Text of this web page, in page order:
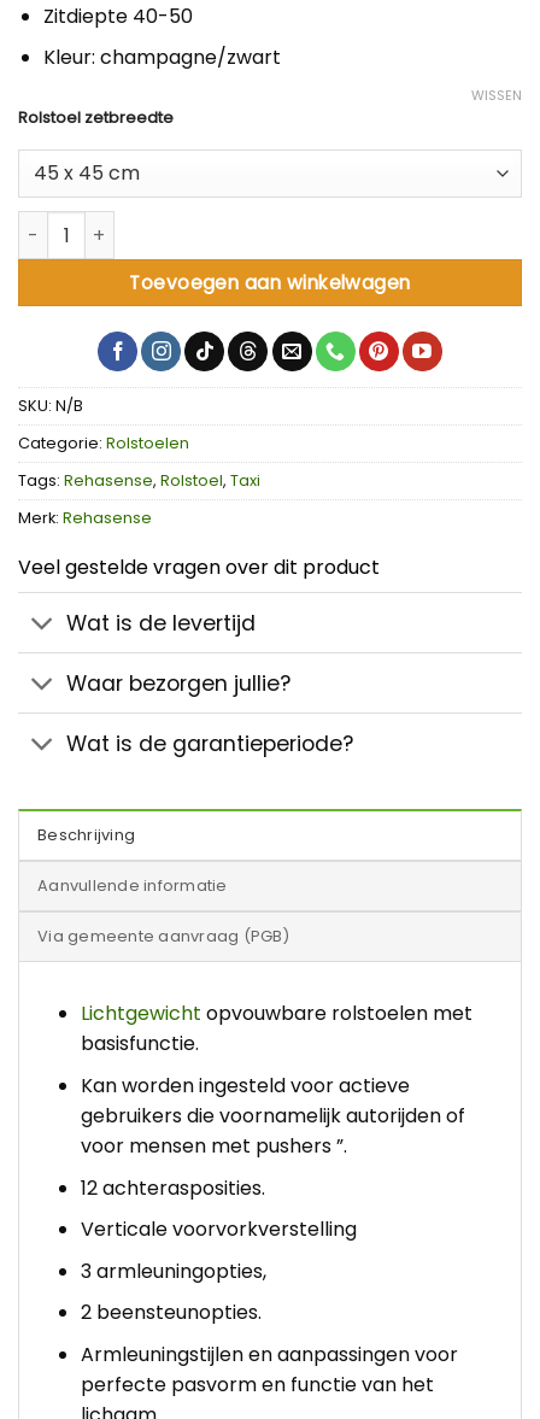
Zitdiepte 40-50
Kleur: champagne/zwart
Rolstoel zetbreedte
WISSEN
Rolstoel Icon 20 aantal
Toevoegen aan winkelwagen
SKU: N/B
Categorie: Rolstoelen
Tags: Rehasense, Rolstoel, Taxi
Merk: Rehasense
Veel gestelde vragen over dit product
Wat is de levertijd
Waar bezorgen jullie?
Wat is de garantieperiode?
Beschrijving
Aanvullende informatie
Via gemeente aanvraag (PGB)
Lichtgewicht opvouwbare rolstoelen met
basisfunctie.
Kan worden ingesteld voor actieve
gebruikers die voornamelijk autorijden of
voor mensen met pushers ”.
12 achterasposities.
Verticale voorvorkverstelling
3 armleuningopties,
2 beensteunopties.
Armleuningstijlen en aanpassingen voor
perfecte pasvorm en functie van het